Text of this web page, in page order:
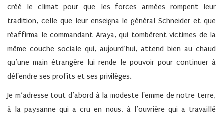
créé le climat pour que les forces armées rompent leur
tradition, celle que leur enseigna le général Schneider et que
réaffirma le commandant Araya, qui tombèrent victimes de la
même couche sociale qui, aujourd’hui, attend bien au chaud
qu’une main étrangère lui rende le pouvoir pour continuer à
défendre ses profits et ses privilèges.
Je m’adresse tout d’abord à la modeste femme de notre terre,
à la paysanne qui a cru en nous, à l’ouvrière qui a travaillé